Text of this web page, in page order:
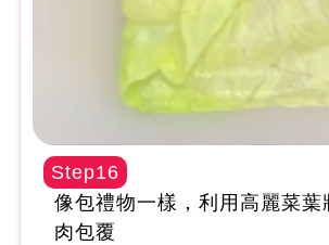
Step16
像包禮物一樣，利用高麗菜葉
肉包覆